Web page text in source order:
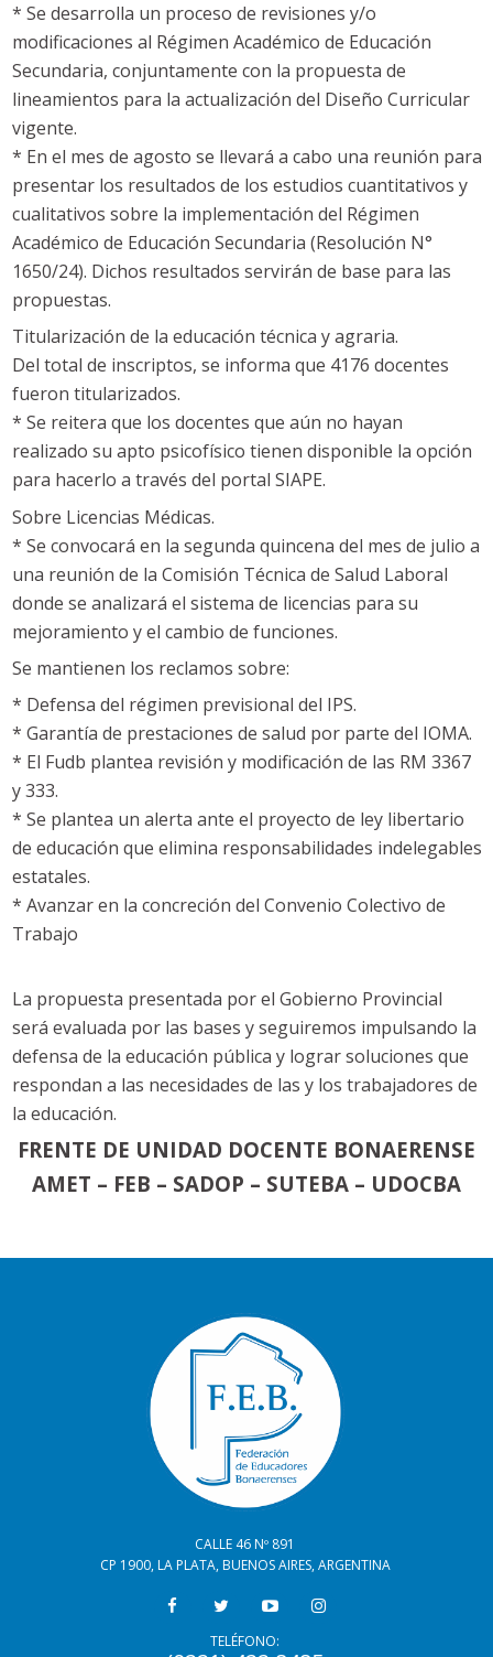
* Se desarrolla un proceso de revisiones y/o
modificaciones al Régimen Académico de Educación
Secundaria, conjuntamente con la propuesta de
lineamientos para la actualización del Diseño Curricular
vigente.
* En el mes de agosto se llevará a cabo una reunión para
presentar los resultados de los estudios cuantitativos y
cualitativos sobre la implementación del Régimen
Académico de Educación Secundaria (Resolución N°
1650/24). Dichos resultados servirán de base para las
propuestas.
Titularización de la educación técnica y agraria.
Del total de inscriptos, se informa que 4176 docentes
fueron titularizados.
* Se reitera que los docentes que aún no hayan
realizado su apto psicofísico tienen disponible la opción
para hacerlo a través del portal SIAPE.
Sobre Licencias Médicas.
* Se convocará en la segunda quincena del mes de julio a
una reunión de la Comisión Técnica de Salud Laboral
donde se analizará el sistema de licencias para su
mejoramiento y el cambio de funciones.
Se mantienen los reclamos sobre:
* Defensa del régimen previsional del IPS.
* Garantía de prestaciones de salud por parte del IOMA.
* El Fudb plantea revisión y modificación de las RM 3367
y 333.
* Se plantea un alerta ante el proyecto de ley libertario
de educación que elimina responsabilidades indelegables
estatales.
* Avanzar en la concreción del Convenio Colectivo de
Trabajo
La propuesta presentada por el Gobierno Provincial
será evaluada por las bases y seguiremos impulsando la
defensa de la educación pública y lograr soluciones que
respondan a las necesidades de las y los trabajadores de
la educación.
FRENTE DE UNIDAD DOCENTE BONAERENSE
AMET – FEB – SADOP – SUTEBA – UDOCBA
CALLE 46 Nº 891
CP 1900, LA PLATA, BUENOS AIRES, ARGENTINA
TELÉFONO: